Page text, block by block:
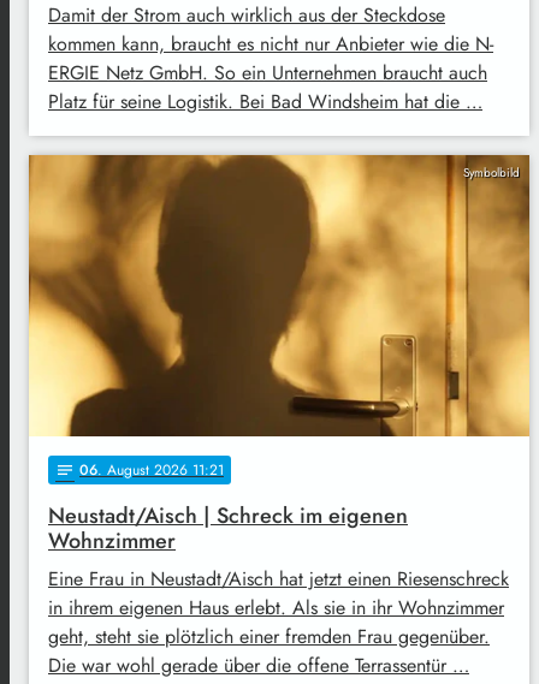
Damit der Strom auch wirklich aus der Steckdose
kommen kann, braucht es nicht nur Anbieter wie die N-
ERGIE Netz GmbH. So ein Unternehmen braucht auch
Platz für seine Logistik. Bei Bad Windsheim hat die …
Symbolbild
notes 06. August 2026 11:21
Neustadt/Aisch | Schreck im eigenen
Wohnzimmer
Eine Frau in Neustadt/Aisch hat jetzt einen Riesenschreck
in ihrem eigenen Haus erlebt. Als sie in ihr Wohnzimmer
geht, steht sie plötzlich einer fremden Frau gegenüber.
Die war wohl gerade über die offene Terrassentür …